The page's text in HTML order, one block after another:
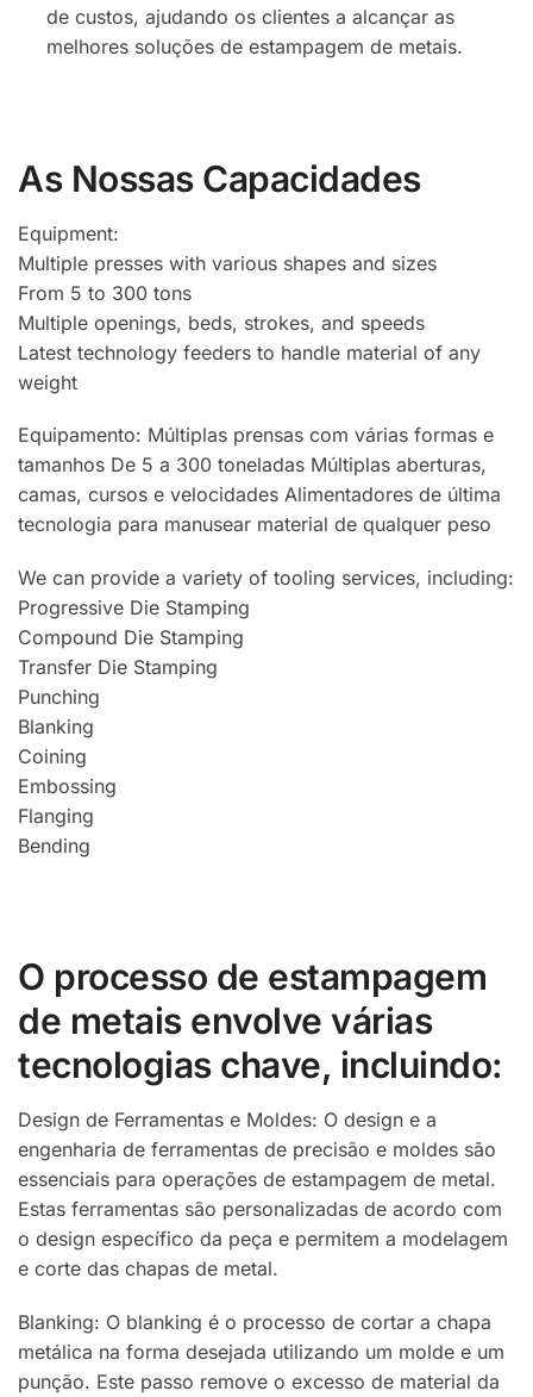
de custos, ajudando os clientes a alcançar as
melhores soluções de estampagem de metais.
As Nossas Capacidades
Equipment:
Multiple presses with various shapes and sizes
From 5 to 300 tons
Multiple openings, beds, strokes, and speeds
Latest technology feeders to handle material of any
weight
Equipamento: Múltiplas prensas com várias formas e
tamanhos De 5 a 300 toneladas Múltiplas aberturas,
camas, cursos e velocidades Alimentadores de última
tecnologia para manusear material de qualquer peso
We can provide a variety of tooling services, including:
Progressive Die Stamping
Compound Die Stamping
Transfer Die Stamping
Punching
Blanking
Coining
Embossing
Flanging
Bending
O processo de estampagem
de metais envolve várias
tecnologias chave, incluindo:
Design de Ferramentas e Moldes: O design e a
engenharia de ferramentas de precisão e moldes são
essenciais para operações de estampagem de metal.
Estas ferramentas são personalizadas de acordo com
o design específico da peça e permitem a modelagem
e corte das chapas de metal.
Blanking: O blanking é o processo de cortar a chapa
metálica na forma desejada utilizando um molde e um
punção. Este passo remove o excesso de material da